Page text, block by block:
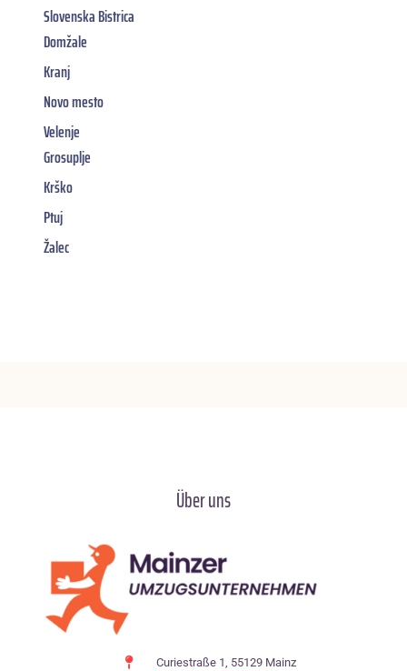
Slovenska Bistrica
Domžale
Kranj
Novo mesto
Velenje
Grosuplje
Krško
Ptuj
Žalec
Über uns
Curiestraße 1, 55129 Mainz